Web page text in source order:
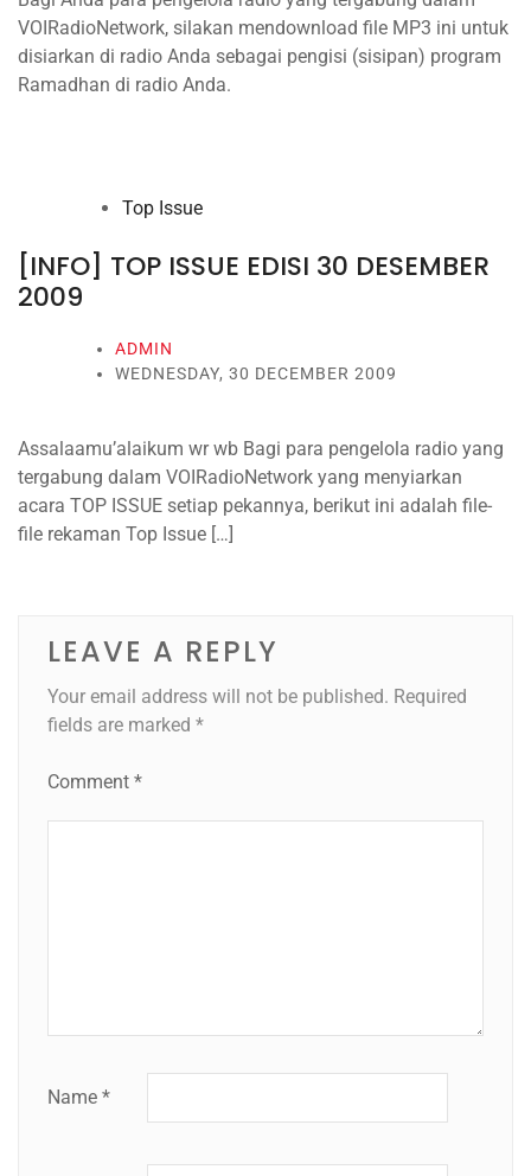
VOIRadioNetwork, silakan mendownload file MP3 ini untuk
disiarkan di radio Anda sebagai pengisi (sisipan) program
Ramadhan di radio Anda.
Top Issue
[INFO] TOP ISSUE EDISI 30 DESEMBER
2009
ADMIN
WEDNESDAY, 30 DECEMBER 2009
Assalaamu’alaikum wr wb Bagi para pengelola radio yang
tergabung dalam VOIRadioNetwork yang menyiarkan
acara TOP ISSUE setiap pekannya, berikut ini adalah file-
file rekaman Top Issue […]
LEAVE A REPLY
Your email address will not be published. Required
fields are marked *
Comment *
Name *